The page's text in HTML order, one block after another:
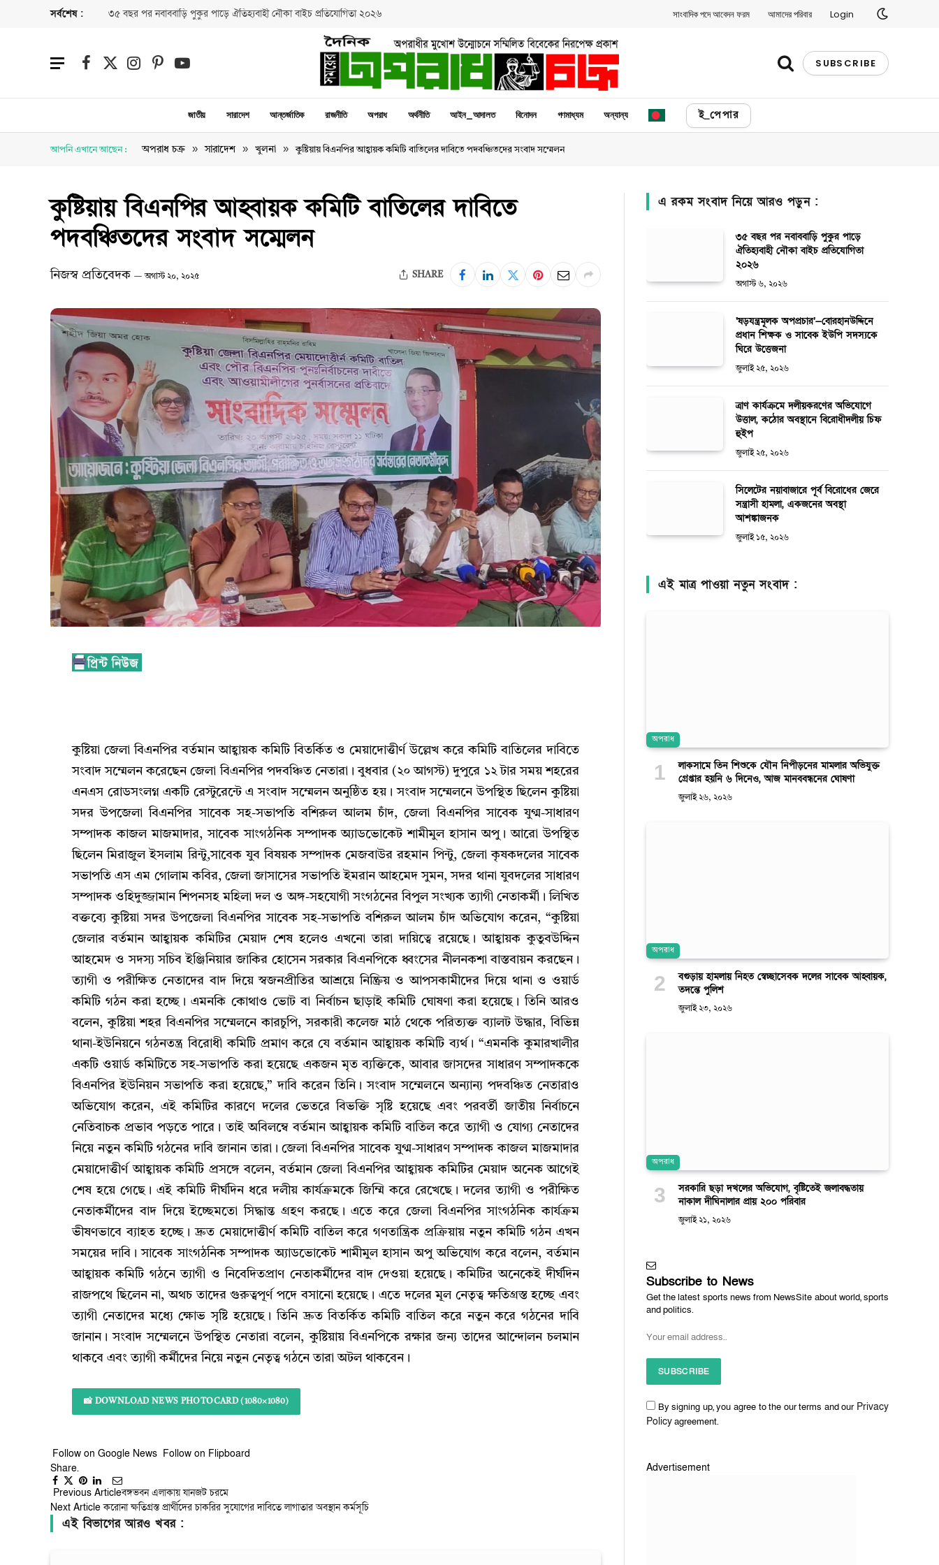
সর্বশেষ : ৩৫ বছর পর নবাববাড়ি পুকুর পাড়ে ঐতিহ্যবাহী নৌকা বাইচ প্রতিযোগিতা ২০২৬ সাংবাদিক পদে আবেদন ফরম আমাদের পরিবার Login
Facebook
X
Instagram
PinterestYouTube SUBSCRIBE
জাতীয় সারাদেশ আন্তর্জাতিক রাজনীতি অপরাধ অর্থনীতি আইন_আদালত বিনোদন গণমাধ্যম অন্যান্য ই_পেপার
আপনি এখানে আছেন : অপরাধ চক্র » সারাদেশ » খুলনা » কুষ্টিয়ায় বিএনপির আহ্বায়ক কমিটি বাতিলের দাবিতে পদবঞ্চিতদের সংবাদ সম্মেলন
কুষ্টিয়ায় বিএনপির আহ্বায়ক কমিটি বাতিলের দাবিতে
পদবঞ্চিতদের সংবাদ সম্মেলন
নিজস্ব প্রতিবেদক অগাস্ট ২০, ২০২৫ SHARE
কুষ্টিয়া জেলা বিএনপির বর্তমান আহ্বায়ক কমিটি বিতর্কিত ও মেয়াদোত্তীর্ণ উল্লেখ করে কমিটি বাতিলের দাবিতে
সংবাদ সম্মেলন করেছেন জেলা বিএনপির পদবঞ্চিত নেতারা। বুধবার (২০ আগস্ট) দুপুরে ১২ টার সময় শহরের
এনএস রোডসংলগ্ন একটি রেস্টুরেন্টে এ সংবাদ সম্মেলন অনুষ্ঠিত হয়। সংবাদ সম্মেলনে উপস্থিত ছিলেন কুষ্টিয়া
সদর উপজেলা বিএনপির সাবেক সহ-সভাপতি বশিরুল আলম চাঁদ, জেলা বিএনপির সাবেক যুগ্ম-সাধারণ
সম্পাদক কাজল মাজমাদার, সাবেক সাংগঠনিক সম্পাদক অ্যাডভোকেট শামীমুল হাসান অপু। আরো উপস্থিত
ছিলেন মিরাজুল ইসলাম রিন্টু,সাবেক যুব বিষয়ক সম্পাদক মেজবাউর রহমান পিন্টু, জেলা কৃষকদলের সাবেক
সভাপতি এস এম গোলাম কবির, জেলা জাসাসের সভাপতি ইমরান আহমেদ সুমন, সদর থানা যুবদলের সাধারণ
সম্পাদক ওহিদুজ্জামান শিপনসহ মহিলা দল ও অঙ্গ-সহযোগী সংগঠনের বিপুল সংখ্যক ত্যাগী নেতাকর্মী। লিখিত
বক্তব্যে কুষ্টিয়া সদর উপজেলা বিএনপির সাবেক সহ-সভাপতি বশিরুল আলম চাঁদ অভিযোগ করেন, “কুষ্টিয়া
জেলার বর্তমান আহ্বায়ক কমিটির মেয়াদ শেষ হলেও এখনো তারা দায়িত্বে রয়েছে। আহ্বায়ক কুতুবউদ্দিন
আহমেদ ও সদস্য সচিব ইঞ্জিনিয়ার জাকির হোসেন সরকার বিএনপিকে ধ্বংসের নীলনকশা বাস্তবায়ন করছেন।
ত্যাগী ও পরীক্ষিত নেতাদের বাদ দিয়ে স্বজনপ্রীতির আশ্রয়ে নিষ্ক্রিয় ও আপসকামীদের দিয়ে থানা ও ওয়ার্ড
কমিটি গঠন করা হচ্ছে। এমনকি কোথাও ভোট বা নির্বাচন ছাড়াই কমিটি ঘোষণা করা হয়েছে। তিনি আরও
বলেন, কুষ্টিয়া শহর বিএনপির সম্মেলনে কারচুপি, সরকারী কলেজ মাঠ থেকে পরিত্যক্ত ব্যালট উদ্ধার, বিভিন্ন
থানা-ইউনিয়নে গঠনতন্ত্র বিরোধী কমিটি প্রমাণ করে যে বর্তমান আহ্বায়ক কমিটি ব্যর্থ। “এমনকি কুমারখালীর
একটি ওয়ার্ড কমিটিতে সহ-সভাপতি করা হয়েছে একজন মৃত ব্যক্তিকে, আবার জাসদের সাধারণ সম্পাদককে
বিএনপির ইউনিয়ন সভাপতি করা হয়েছে,” দাবি করেন তিনি। সংবাদ সম্মেলনে অন্যান্য পদবঞ্চিত নেতারাও
অভিযোগ করেন, এই কমিটির কারণে দলের ভেতরে বিভক্তি সৃষ্টি হয়েছে এবং পরবর্তী জাতীয় নির্বাচনে
নেতিবাচক প্রভাব পড়তে পারে। তাই অবিলম্বে বর্তমান আহ্বায়ক কমিটি বাতিল করে ত্যাগী ও যোগ্য নেতাদের
নিয়ে নতুন কমিটি গঠনের দাবি জানান তারা। জেলা বিএনপির সাবেক যুগ্ম-সাধারণ সম্পাদক কাজল মাজমাদার
মেয়াদোত্তীর্ণ আহ্বায়ক কমিটি প্রসঙ্গে বলেন, বর্তমান জেলা বিএনপির আহ্বায়ক কমিটির মেয়াদ অনেক আগেই
শেষ হয়ে গেছে। এই কমিটি দীর্ঘদিন ধরে দলীয় কার্যক্রমকে জিম্মি করে রেখেছে। দলের ত্যাগী ও পরীক্ষিত
নেতাকর্মীদের বাদ দিয়ে ইচ্ছেমতো সিদ্ধান্ত গ্রহণ করছে। এতে করে জেলা বিএনপির সাংগঠনিক কার্যক্রম
ভীষণভাবে ব্যাহত হচ্ছে। দ্রুত মেয়াদোত্তীর্ণ কমিটি বাতিল করে গণতান্ত্রিক প্রক্রিয়ায় নতুন কমিটি গঠন এখন
সময়ের দাবি। সাবেক সাংগঠনিক সম্পাদক অ্যাডভোকেট শামীমুল হাসান অপু অভিযোগ করে বলেন, বর্তমান
আহ্বায়ক কমিটি গঠনে ত্যাগী ও নিবেদিতপ্রাণ নেতাকর্মীদের বাদ দেওয়া হয়েছে। কমিটির অনেকেই দীর্ঘদিন
রাজপথে ছিলেন না, অথচ তাদের গুরুত্বপূর্ণ পদে বসানো হয়েছে। এতে দলের মূল নেতৃত্ব ক্ষতিগ্রস্ত হচ্ছে এবং
ত্যাগী নেতাদের মধ্যে ক্ষোভ সৃষ্টি হয়েছে। তিনি দ্রুত বিতর্কিত কমিটি বাতিল করে নতুন করে গঠনের দাবি
জানান। সংবাদ সম্মেলনে উপস্থিত নেতারা বলেন, কুষ্টিয়ায় বিএনপিকে রক্ষার জন্য তাদের আন্দোলন চলমান
থাকবে এবং ত্যাগী কর্মীদের নিয়ে নতুন নেতৃত্ব গঠনে তারা অটল থাকবেন।
📸 DOWNLOAD NEWS PHOTOCARD (1080×1080)
Follow on Google News Follow on Flipboard
Share.
Facebook
TwitterPinterest
LinkedIn
Tumblr
Email
Link
Previous Articleবঙ্গভবন এলাকায় যানজট চরমে
Next Articleকরোনা ক্ষতিগ্রস্ত প্রার্থীদের চাকরির সুযোগের দাবিতে লাগাতার অবস্থান কর্মসূচি
এই বিভাগের আরও খবর :
এ রকম সংবাদ নিয়ে আরও পড়ুন :
৩৫ বছর পর নবাববাড়ি পুকুর পাড়ে
ঐতিহ্যবাহী নৌকা বাইচ প্রতিযোগিতা
২০২৬
অগাস্ট ৬, ২০২৬
‘ষড়যন্ত্রমূলক অপপ্রচার’—বোরহানউদ্দিনে
প্রধান শিক্ষক ও সাবেক ইউপি সদস্যকে
ঘিরে উত্তেজনা
জুলাই ২৫, ২০২৬
ত্রাণ কার্যক্রমে দলীয়করণের অভিযোগে
উত্তাল, কঠোর অবস্থানে বিরোধীদলীয় চিফ
হুইপ
জুলাই ২৫, ২০২৬
সিলেটের নয়াবাজারে পূর্ব বিরোধের জেরে
সন্ত্রাসী হামলা, একজনের অবস্থা
আশঙ্কাজনক
জুলাই ১৫, ২০২৬
এই মাত্র পাওয়া নতুন সংবাদ :
অপরাধ
লাকসামে তিন শিশুকে যৌন নিপীড়নের মামলার অভিযুক্ত
গ্রেপ্তার হয়নি ৬ দিনেও, আজ মানববন্ধনের ঘোষণা
জুলাই ২৬, ২০২৬
অপরাধ
বগুড়ায় হামলায় নিহত স্বেচ্ছাসেবক দলের সাবেক আহ্বায়ক,
তদন্তে পুলিশ
জুলাই ২৩, ২০২৬
অপরাধ
সরকারি ছড়া দখলের অভিযোগ, বৃষ্টিতেই জলাবদ্ধতায়
নাকাল দীঘিনালার প্রায় ২০০ পরিবার
জুলাই ২১, ২০২৬
Subscribe to News
Get the latest sports news from NewsSite about world, sports
and politics.
By signing up, you agree to the our terms and our Privacy
Policyagreement.
Advertisement